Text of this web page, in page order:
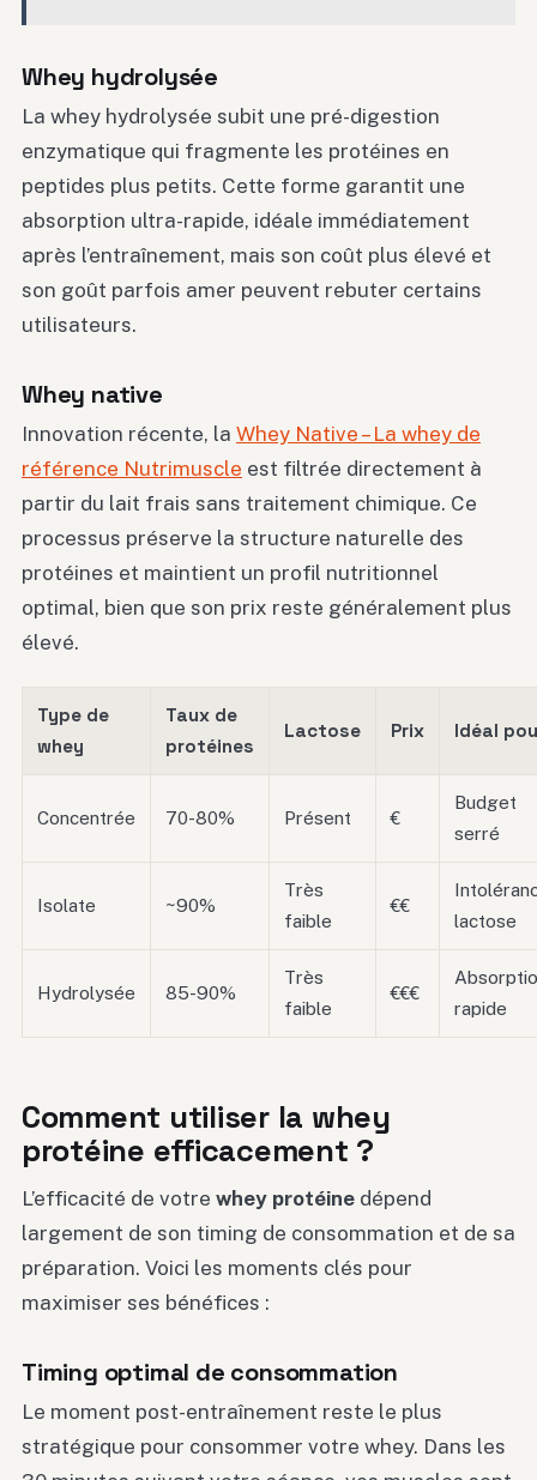
Whey hydrolysée
La whey hydrolysée subit une pré-digestion
enzymatique qui fragmente les protéines en
peptides plus petits. Cette forme garantit une
absorption ultra-rapide, idéale immédiatement
après l’entraînement, mais son coût plus élevé et
son goût parfois amer peuvent rebuter certains
utilisateurs.
Whey native
Innovation récente, la Whey Native – La whey de
référence Nutrimuscle est filtrée directement à
partir du lait frais sans traitement chimique. Ce
processus préserve la structure naturelle des
protéines et maintient un profil nutritionnel
optimal, bien que son prix reste généralement plus
élevé.
Type de
whey
Taux de
protéines
Lactose Prix Idéal
Concentrée 70-80% Présent €
Budget
serré
Isolate ~90%
Très
faible
€€
lactose
Hydrolysée 85-90%
Très
faible
€€€
rapide
Comment utiliser la whey
protéine efficacement ?
L’efficacité de votre whey protéine dépend
largement de son timing de consommation et de sa
préparation. Voici les moments clés pour
maximiser ses bénéfices :
Timing optimal de consommation
Le moment post-entraînement reste le plus
stratégique pour consommer votre whey. Dans les